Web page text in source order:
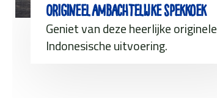
Origineel ambachtelijke spekkoek
Geniet van deze heerlijke originele
Indonesische uitvoering.